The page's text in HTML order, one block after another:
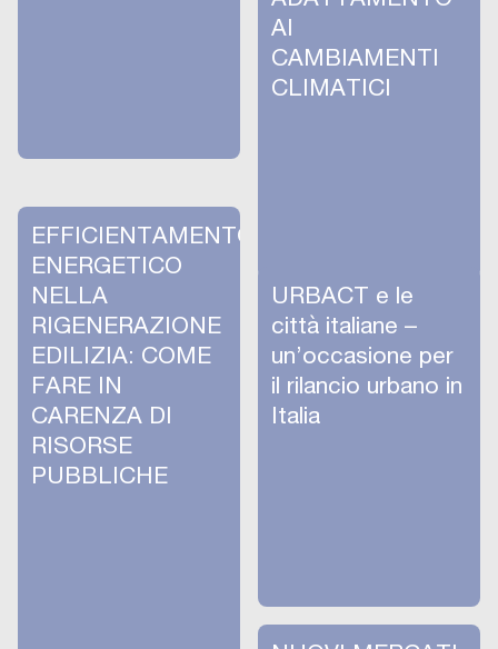
AI
CAMBIAMENTI
CLIMATICI
EFFICIENTAMENTO
ENERGETICO
NELLA
RIGENERAZIONE
EDILIZIA: COME
FARE IN
CARENZA DI
RISORSE
PUBBLICHE
URBACT e le
città italiane –
un’occasione per
il rilancio urbano in
Italia